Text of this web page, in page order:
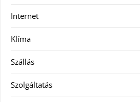
Internet
Klíma
Szállás
Szolgáltatás